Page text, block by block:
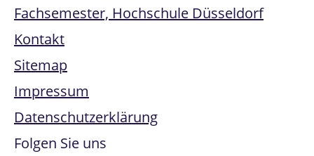
Fachsemester, Hochschule Düsseldorf
Kontakt
Sitemap
Impressum
Datenschutzerklärung
Folgen Sie uns